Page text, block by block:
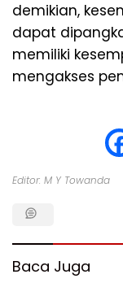
demikian,
dapat
memiliki
mengakses
Editor: M Y Towanda
Baca Juga